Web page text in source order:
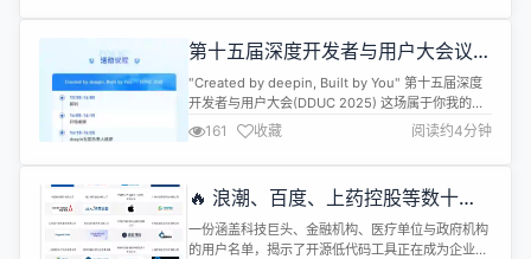
提供API，并在z.ai全栈开发模式中上线全新Skills模
Coding能力再提升 GLM-4.7在编程、推理与...
第十五届深度开发者与用户大会议程
公开！技术干货、趣味展区、社区欢
聚，就差你了
"Created by deepin, Built by You" 第十五届深度
开发者与用户大会(DDUC 2025) 这场属于你我的聚
会，即将开场！ 我们不仅准备了扎实的技术分享、有
趣的互动展区，更留出了大量时间，只为与你——社
区的每一位建设者、见证者、同行者——好好见一
享嘉宾来自 deepin 核心团队、生...
161 收藏 阅读约4分钟
🔥 浪潮、百度、上药控股等数十家
名企为何共同选择 VTJ.PRO？
一份涵盖科技巨头、金融机构、医疗单位与政府机构
的用户名单，揭示了开源低代码工具正在成为企业数